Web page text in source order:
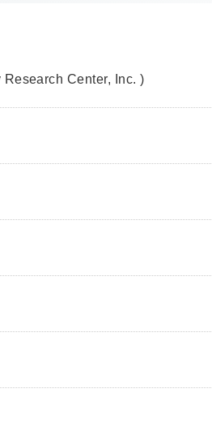
Research Center, Inc. )